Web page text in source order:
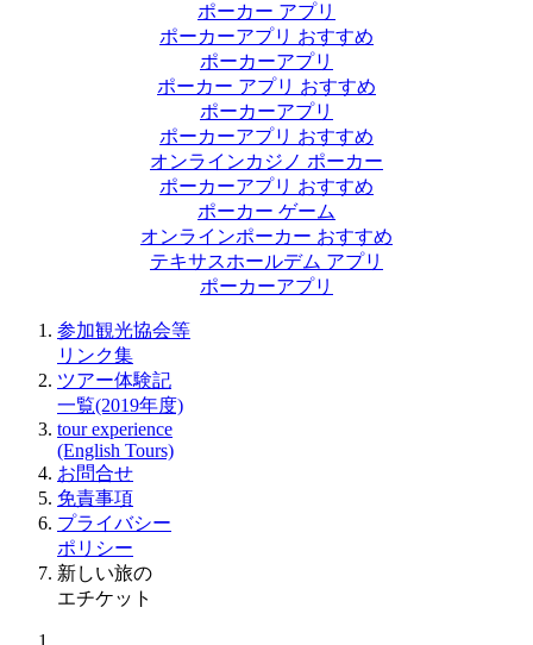
ポーカー アプリ
ポーカーアプリ おすすめ
ポーカーアプリ
ポーカー アプリ おすすめ
ポーカーアプリ
ポーカーアプリ おすすめ
オンラインカジノ ポーカー
ポーカーアプリ おすすめ
ポーカー ゲーム
オンラインポーカー おすすめ
テキサスホールデム アプリ
ポーカーアプリ
参加観光協会等
リンク集
ツアー体験記
一覧(2019年度)
tour experience
(English Tours)
お問合せ
免責事項
プライバシー
ポリシー
新しい旅の
エチケット